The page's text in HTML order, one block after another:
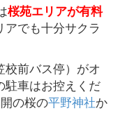
桜苑エリアが有料
でも十分サクラ
前バス停）がオ
駐車はお控えくだ
の桜の平野神社か